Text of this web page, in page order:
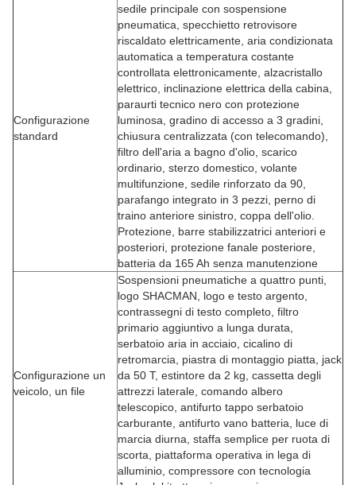
Configurazione
standard
sedile principale con sospensione
pneumatica, specchietto retrovisore
riscaldato elettricamente, aria condizionata
automatica a temperatura costante
controllata elettronicamente, alzacristallo
elettrico, inclinazione elettrica della cabina,
paraurti tecnico nero con protezione
luminosa, gradino di accesso a 3 gradini,
chiusura centralizzata (con telecomando),
filtro dell'aria a bagno d'olio, scarico
ordinario, sterzo domestico, volante
multifunzione, sedile rinforzato da 90,
parafango integrato in 3 pezzi, perno di
traino anteriore sinistro, coppa dell'olio.
Protezione, barre stabilizzatrici anteriori e
posteriori, protezione fanale posteriore,
batteria da 165 Ah senza manutenzione
Configurazione un
veicolo, un file
Sospensioni pneumatiche a quattro punti,
logo SHACMAN, logo e testo argento,
contrassegni di testo completo, filtro
primario aggiuntivo a lunga durata,
serbatoio aria in acciaio, cicalino di
retromarcia, piastra di montaggio piatta, jack
da 50 T, estintore da 2 kg, cassetta degli
attrezzi laterale, comando albero
telescopico, antifurto tappo serbatoio
carburante, antifurto vano batteria, luce di
marcia diurna, staffa semplice per ruota di
scorta, piattaforma operativa in lega di
alluminio, compressore con tecnologia